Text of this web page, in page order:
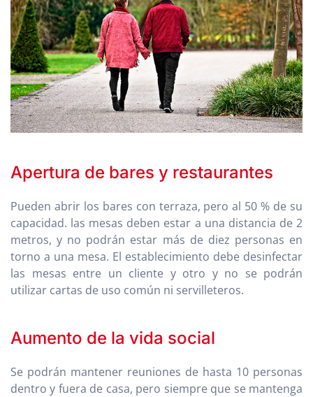
Apertura de bares y restaurantes
Pueden abrir los bares con terraza, pero al 50 % de su
capacidad. las mesas deben estar a una distancia de 2
metros, y no podrán estar más de diez personas en
torno a una mesa. El establecimiento debe desinfectar
las mesas entre un cliente y otro y no se podrán
utilizar cartas de uso común ni servilleteros.
Aumento de la vida social
Se podrán mantener reuniones de hasta 10 personas
dentro y fuera de casa, pero siempre que se mantenga